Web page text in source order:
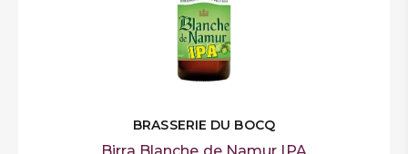
BRASSERIE DU BOCQ
Birra Blanche de Namur IPA